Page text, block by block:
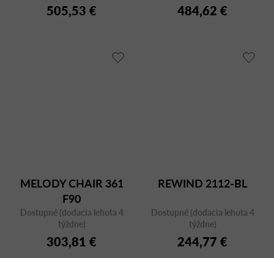
505,53 € 484,62 €
MELODY CHAIR 361
F90
Dostupné (dodacia lehota 4
týždne)
303,81 €
REWIND 2112-BL
Dostupné (dodacia lehota 4
týždne)
244,77 €